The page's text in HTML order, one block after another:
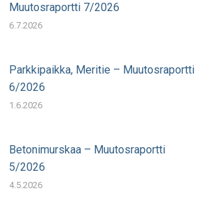
Muutosraportti 7/2026
6.7.2026
Parkkipaikka, Meritie – Muutosraportti
6/2026
1.6.2026
Betonimurskaa – Muutosraportti
5/2026
4.5.2026